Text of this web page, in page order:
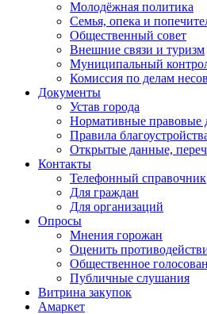
Молодёжная политика
Семья, опека и
Общественный совет
Внешние связи и туризм
Муниципальный
Комиссия по делам
Документы
Устав города
Нормативные правовые
Правила
Открытые данные,
Контакты
Телефонный справочник
Для граждан
Для организаций
Опросы
Мнения горожан
Оценить
Общественное
Публичные слушания
Витрина закупок
Амаркет